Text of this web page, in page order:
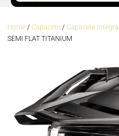
Home/ Capacete/ Capacete Integral
SEMI FLAT TITANIUM